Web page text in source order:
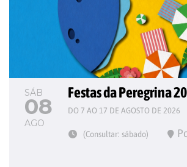
SÁB
08
AGO
Festas da Peregrina
DO 7 AO 17 DE AGOSTO DE 2026
(Consultar: sábado)